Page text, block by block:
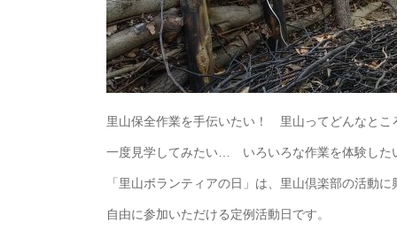
里山保全作業を手伝いたい！ 里山ってどんなと
一度見学してみたい… いろいろな作業を体験し
「里山ボランティアの日」は、里山倶楽部の活動
自由に参加いただける定例活動日です。